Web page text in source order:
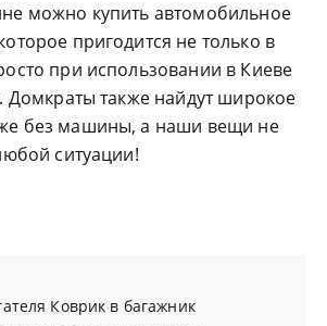
можно купить автомобильное
пригодится не только в
при использовании в Киеве
Домкраты также найдут широкое
без машины, а наши вещи не
ситуации!
Коврик в багажник